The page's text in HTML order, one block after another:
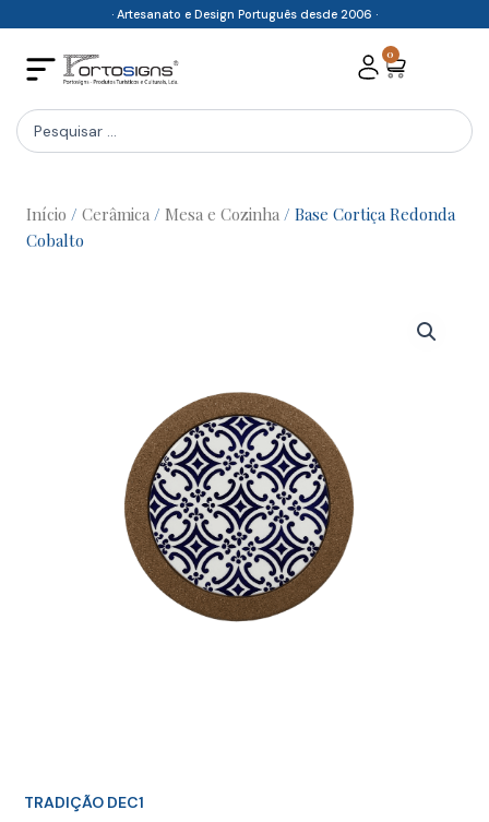
content
· Artesanato e Design Português desde 2006 ·
0
Cart
Search
...
Início / Cerâmica / Mesa e Cozinha / Base Cortiça Redonda
Cobalto
TRADIÇÃO DEC1